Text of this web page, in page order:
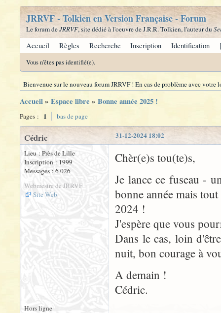
JRRVF - Tolkien en Version Française - Forum
Le forum deJRRVF, site dédié à l'oeuvre de J.R.R. Tolkien, l'auteur du
Accueil Règles Recherche Inscription Identification
Vous n'êtes pas identifié(e).
Bienvenue sur le nouveau forum JRRVF ! En cas de problème avec
Accueil» Espace libre » Bonne année 2025 !
Pages : 1 bas de page
31-12-2024 18:02
Cédric
Lieu : Près de Lille
Inscription : 1999
Messages : 6 026
Webmestre de JRRVF
Site Web
Chèr(e)s tou(te)s,
Je lance ce fuseau -
bonne année mais
2024 !
J'espère que vous
Dans le cas, loin
nuit, bon courage à
A demain !
Cédric.
Hors ligne